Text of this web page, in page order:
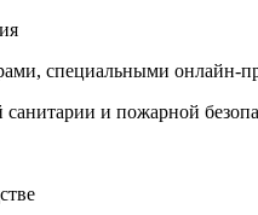
специальными
и пожарной